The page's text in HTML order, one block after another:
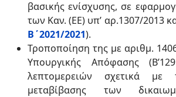
βασικής ενίσχυσης, σε
των Καν. (ΕΕ) υπ’ αρ.1307/2013
Β΄2021/2021).
Τροποποίηση της με αριθμ.
Υπουργικής Απόφασης
λεπτομερειών σχετικά με
μεταβίβασης των